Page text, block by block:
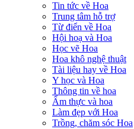
Tin tức về Hoa
Trung tâm hỗ trợ
Từ điển về Hoa
Hội hoạ và Hoa
Học vẽ Hoa
Hoa khô nghệ thuật
Tài liệu hay về Hoa
Y học và Hoa
Thông tin về hoa
Ẩm thực và hoa
Làm đẹp với Hoa
Trồng, chăm sóc Hoa